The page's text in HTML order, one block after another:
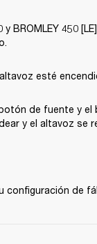
y BROMLEY 450
esté
de fuente y
y el altavoz se
configuración de